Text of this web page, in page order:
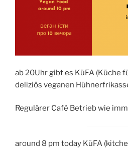
ab 20Uhr gibt es KüFA (Küche
deliziös veganen
Regulärer Café Betrieb wie
around 8 pm today KüFA